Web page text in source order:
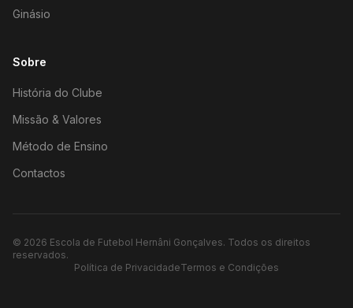
Ginásio
Sobre
História do Clube
Missão & Valores
Método de Ensino
Contactos
© 2026 Escola de Futebol Hernâni Gonçalves. Todos os direitos
reservados.
Política de PrivacidadeTermos e Condições